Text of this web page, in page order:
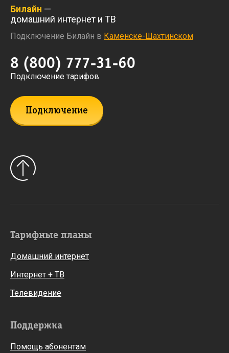
Билайн —
домашний интернет и ТВ
Подключение Билайн в Каменске-Шахтинском
8 (800) 777-31-60
Подключение тарифов
Подключение
Тарифные планы
Домашний интернет
Интернет + ТВ
Телевидение
Поддержка
Помощь абонентам